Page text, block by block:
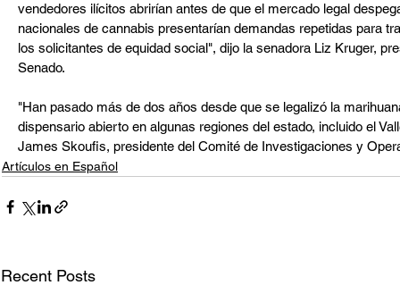
vendedores ilícitos abrirían antes de que el mercado legal
nacionales de cannabis presentarían demandas repetidas para
los solicitantes de equidad social", dijo la senadora Liz Kruger,
Senado.
"Han pasado más de dos años desde que se legalizó la
dispensario abierto en algunas regiones del estado, incluido el
James Skoufis, presidente del Comité de Investigaciones y
Artículos en Español
Recent Posts